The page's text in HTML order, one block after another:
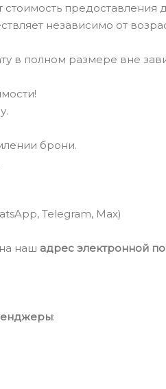
предоставления
независимо от
в полном размере вне
брони.
Telegram, Max)
наш адрес электронной
: